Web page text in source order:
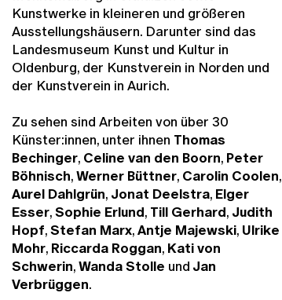
Kunstwerke in kleineren und größeren
Ausstellungshäusern. Darunter sind das
Landesmuseum Kunst und Kultur in
Oldenburg, der Kunstverein in Norden und
der Kunstverein in Aurich.
Zu sehen sind Arbeiten von über 30
Künster:innen, unter ihnen Thomas
Bechinger, Celine van den Boorn, Peter
Böhnisch,Werner Büttner, Carolin Coolen,
Aurel Dahlgrün, Jonat Deelstra, Elger
Esser,Sophie Erlund, Till Gerhard, Judith
Hopf,Stefan Marx,Antje Majewski, Ulrike
Mohr, Riccarda Roggan, Kati von
Schwerin,Wanda Stolle und Jan
Verbrüggen.